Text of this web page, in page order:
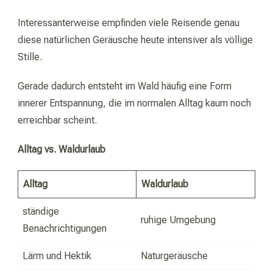
Interessanterweise empfinden viele Reisende genau
diese natürlichen Geräusche heute intensiver als völlige
Stille.
Gerade dadurch entsteht im Wald häufig eine Form
innerer Entspannung, die im normalen Alltag kaum noch
erreichbar scheint.
Alltag vs. Waldurlaub
Alltag Waldurlaub
ständige
Benachrichtigungen
ruhige Umgebung
Lärm und Hektik Naturgeräusche